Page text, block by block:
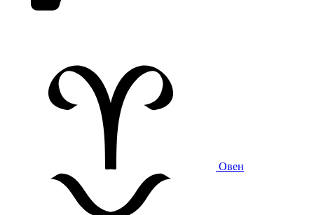
Овен